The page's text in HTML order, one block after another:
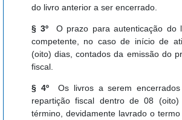
do livro anterior a ser encerrado.
§ 3º O prazo para autenticação do
competente, no caso de início de
(oito) dias, contados da emissão do
fiscal.
§ 4ºOs livros a serem
repartição fiscal dentro de 08
término, devidamente lavrado o termo